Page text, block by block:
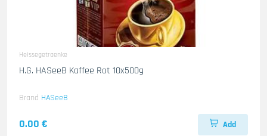
Heissegetraenke
H.G. HASeeB Kaffee Rot 10x500g
Brand HASeeB
0.00 € Add